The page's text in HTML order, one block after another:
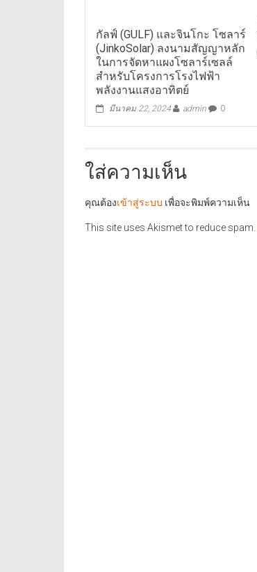
กัลฟ์ (GULF) และจินโกะ โซลาร์
(JinkoSolar) ลงนามสัญญาหลัก
ในการจัดหาแผงโซลาร์เซลล์
สำหรับโครงการโรงไฟฟ้า
พลังงานแสงอาทิตย์
มีนาคม 22, 2024 admin 0
ใส่ความเห็น
คุณต้องเข้าสู่ระบบ เพื่อจะพิมพ์ความเห็น
This site uses Akismet to reduce spam.